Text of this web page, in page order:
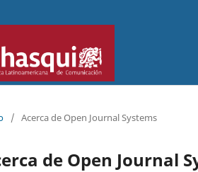
/ Acerca de Open Journal Systems
de Open Journal